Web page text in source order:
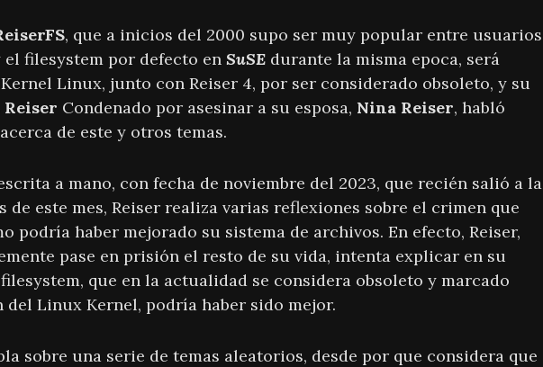
, que a inicios del 2000 supo ser muy popular entre usuarios
el filesystem por defecto en SuSE durante la misma epoca, será
Linux, junto con Reiser 4, por ser considerado obsoleto, y su
Reiser Condenado por asesinar a su esposa, Nina Reiser, habló
de este y otros temas.
a mano, con fecha de noviembre del 2023, que recién salió a la
de este mes, Reiser realiza varias reflexiones sobre el crimen que
podría haber mejorado su sistema de archivos. En efecto, Reiser,
pase en prisión el resto de su vida, intenta explicar en su
que en la actualidad se considera obsoleto y marcado
del Linux Kernel, podría haber sido mejor.
sobre una serie de temas aleatorios, desde por que considera que